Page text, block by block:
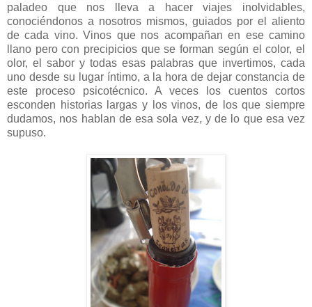
paladeo que nos lleva a hacer viajes inolvidables,
conociéndonos a nosotros mismos, guiados por el aliento
de cada vino. Vinos que nos acompañan en ese camino
llano pero con precipicios que se forman según el color, el
olor, el sabor y todas esas palabras que invertimos, cada
uno desde su lugar íntimo, a la hora de dejar constancia de
este proceso psicotécnico. A veces los cuentos cortos
esconden historias largas y los vinos, de los que siempre
dudamos, nos hablan de esa sola vez, y de lo que esa vez
supuso.